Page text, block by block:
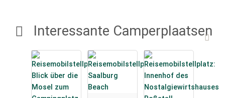
Interessante Camperplaatsen